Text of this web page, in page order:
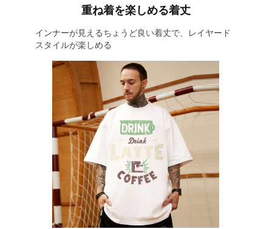
重ね着を楽しめる着丈
インナーが見えるちょうど良い着丈で、レイヤード
スタイルが楽しめる